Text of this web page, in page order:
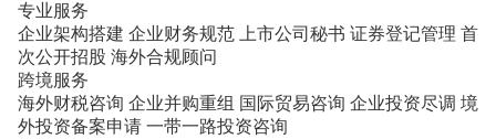
专业服务
企业架构搭建 企业财务规范 上市公司秘书 证券登记管理 首
次公开招股 海外合规顾问
跨境服务
海外财税咨询 企业并购重组 国际贸易咨询 企业投资尽调 境
外投资备案申请 一带一路投资咨询